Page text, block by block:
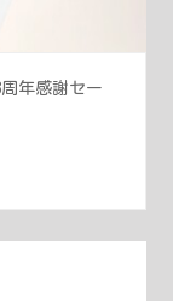
年感謝セー